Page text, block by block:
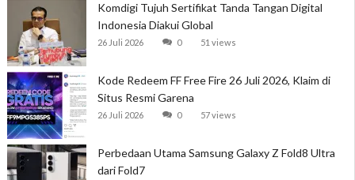
Komdigi Tujuh Sertifikat Tanda Tangan Digital
Indonesia Diakui Global
26 Juli 2026 0 51 views
Kode Redeem FF Free Fire 26 Juli 2026, Klaim di
Situs Resmi Garena
26 Juli 2026 0 57 views
Perbedaan Utama Samsung Galaxy Z Fold8 Ultra
dari Fold7